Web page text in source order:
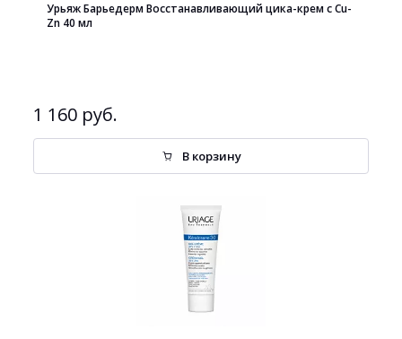
Урьяж Барьедерм Восстанавливающий цика-крем с Cu-
Zn 40 мл
1 160 руб.
В корзину